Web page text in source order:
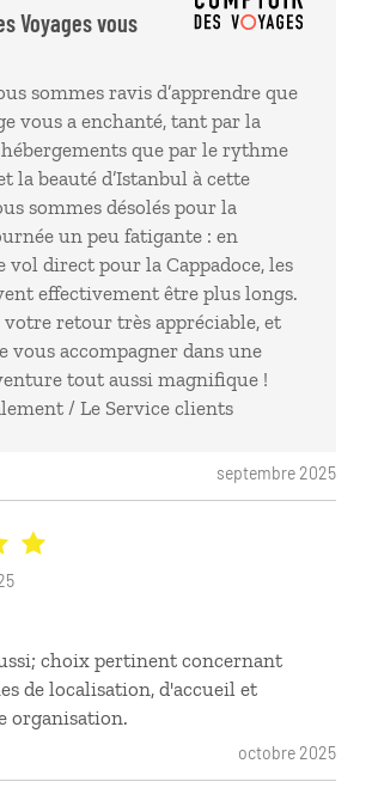
Istambul est merveilleux surtout en
septembre 2025
Voyages vous
sommes ravis d’apprendre que
vous a enchanté, tant par la
que par le rythme
la beauté d’Istanbul à cette
sommes désolés pour la
un peu fatigante : en
vol direct pour la Cappadoce, les
effectivement être plus longs.
retour très appréciable, et
vous accompagner dans une
tout aussi magnifique !
/ Le Service clients
choix pertinent concernant
de localisation, d'accueil et
organisation.
octobre 2025